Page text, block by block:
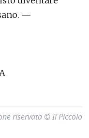
—
riservata © Il Piccolo